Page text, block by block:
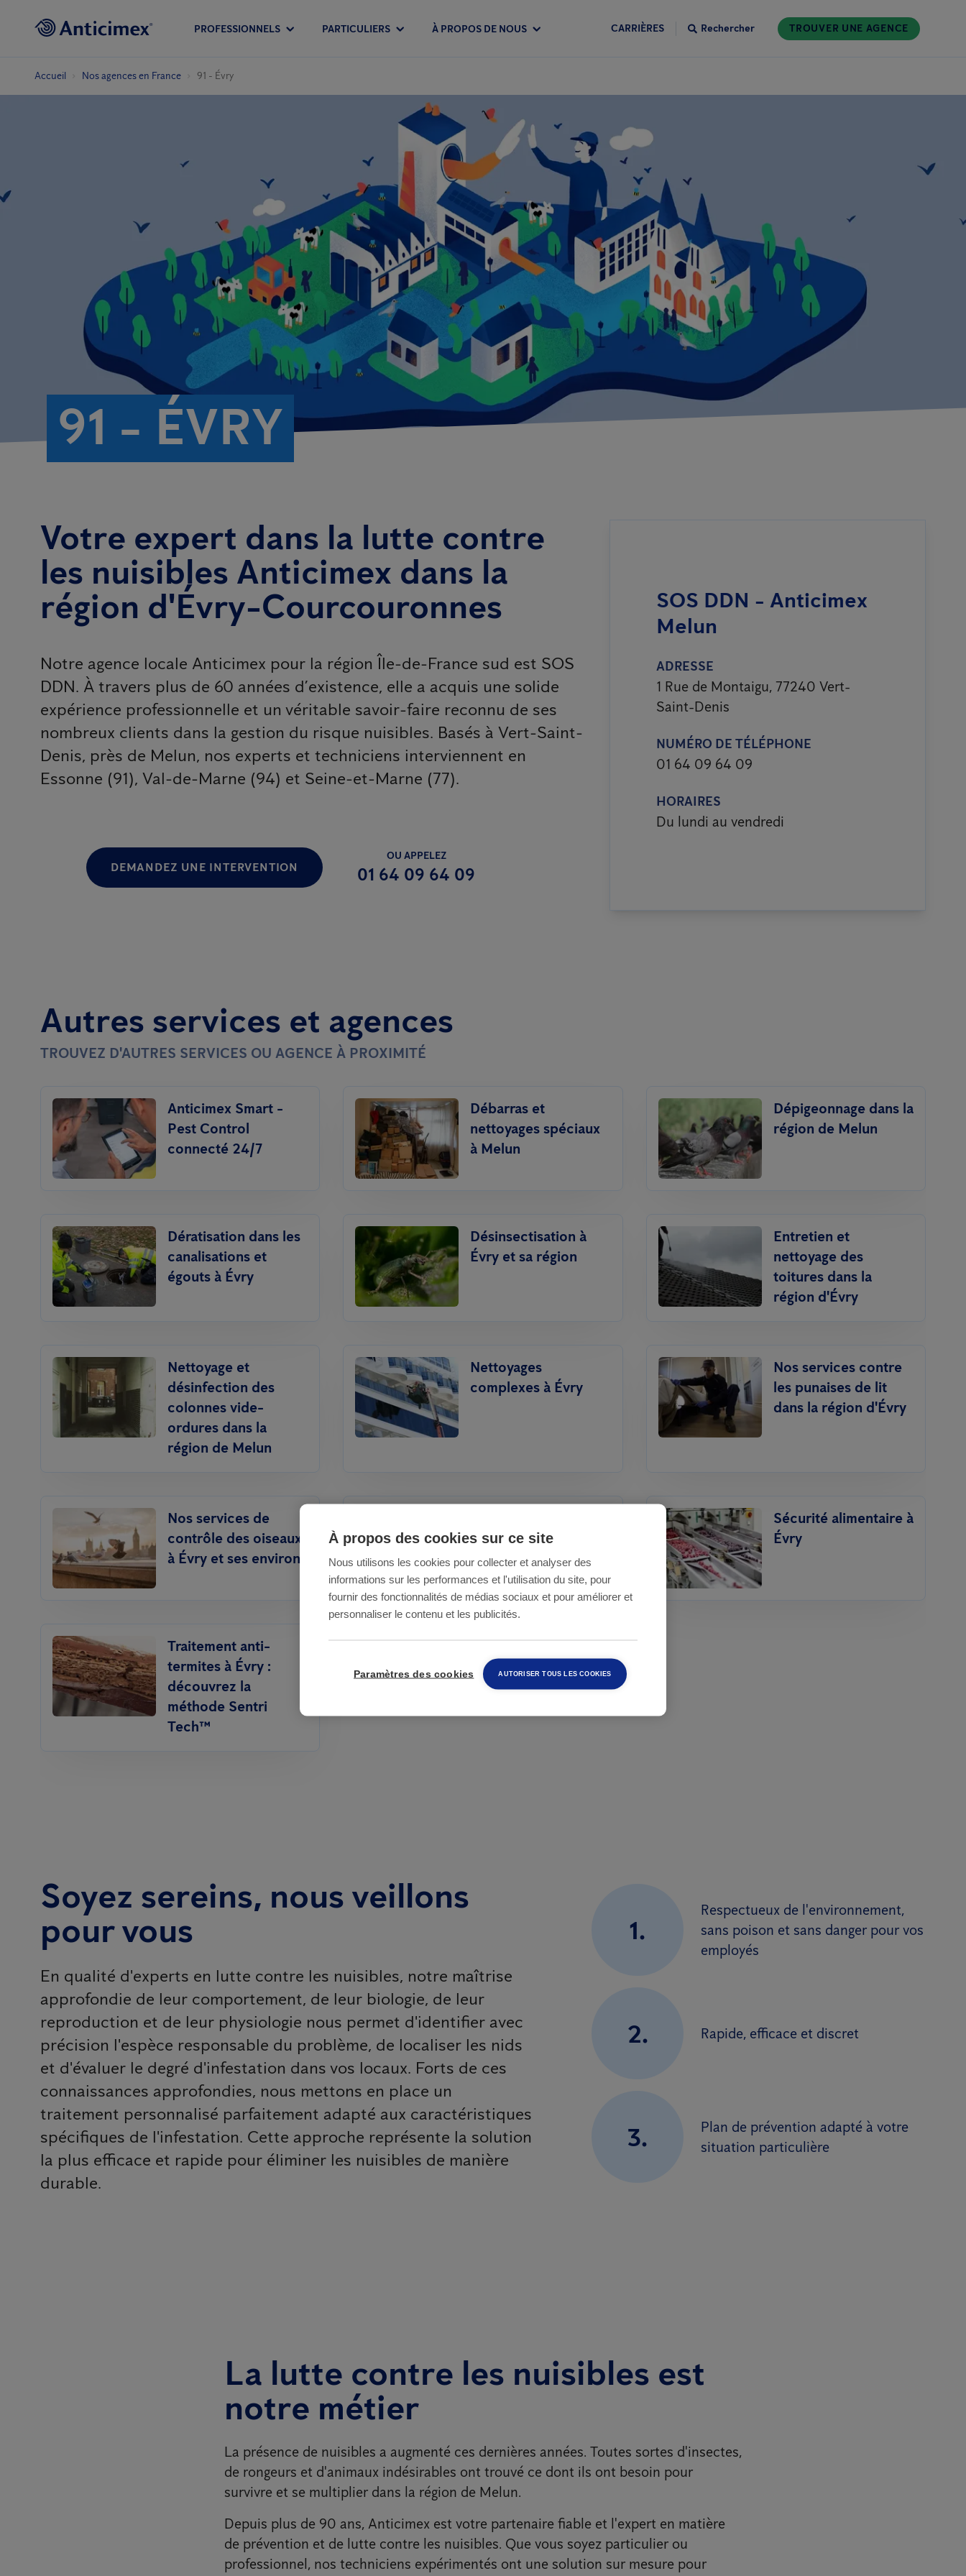
PROFESSIONNELS PARTICULIERS À PROPOS DE NOUS CARRIÈRES Rechercher TROUVER UNE AGENCE
Accueil Nos agences en France 91 - Évry
91 - ÉVRY
Votre expert dans la lutte contre
les nuisibles Anticimex dans la
région d'Évry-Courcouronnes
Notre agence locale Anticimex pour la région Île-de-France sud est SOS
DDN. À travers plus de 60 années d’existence, elle a acquis une solide
expérience professionnelle et un véritable savoir-faire reconnu de ses
nombreux clients dans la gestion du risque nuisibles. Basés à Vert-Saint-
Denis, près de Melun, nos experts et techniciens interviennent en
Essonne (91), Val-de-Marne (94) et Seine-et-Marne (77).
DEMANDEZ UNE INTERVENTION
OU APPELEZ
01 64 09 64 09
SOS DDN - Anticimex
Melun
ADRESSE
1 Rue de Montaigu, 77240 Vert-
Saint-Denis
NUMÉRO DE TÉLÉPHONE
01 64 09 64 09
HORAIRES
Du lundi au vendredi
Autres services et agences
TROUVEZ D'AUTRES SERVICES OU AGENCE À PROXIMITÉ
Anticimex Smart -
Pest Control
connecté 24/7
Débarras et
nettoyages spéciaux
à Melun
Dépigeonnage dans la
région de Melun
Dératisation dans les
canalisations et
égouts à Évry
Désinsectisation à
Évry et sa région
Entretien et
nettoyage des
toitures dans la
région d'Évry
Nettoyage et
désinfection des
colonnes vide-
ordures dans la
région de Melun
Nettoyages
complexes à Évry
Nos services contre
les punaises de lit
dans la région d'Évry
Nos services de
contrôle des oiseaux
à Évry et ses environs
désinfection à Évry et
ses environs
Sécurité alimentaire à
Évry
Traitement anti-
termites à Évry :
découvrez la
méthode Sentri
Tech™
Soyez sereins, nous veillons
pour vous
En qualité d'experts en lutte contre les nuisibles, notre maîtrise
approfondie de leur comportement, de leur biologie, de leur
reproduction et de leur physiologie nous permet d'identifier avec
précision l'espèce responsable du problème, de localiser les nids
et d'évaluer le degré d'infestation dans vos locaux. Forts de ces
connaissances approfondies, nous mettons en place un
traitement personnalisé parfaitement adapté aux caractéristiques
spécifiques de l'infestation. Cette approche représente la solution
la plus efficace et rapide pour éliminer les nuisibles de manière
durable.
1.
Respectueux de l'environnement,
sans poison et sans danger pour vos
employés
2. Rapide, efficace et discret
3.
Plan de prévention adapté à votre
situation particulière
La lutte contre les nuisibles est
notre métier
La présence de nuisibles a augmenté ces dernières années. Toutes sortes d'insectes,
de rongeurs et d'animaux indésirables ont trouvé ce dont ils ont besoin pour
survivre et se multiplier dans la région de Melun.
Depuis plus de 90 ans, Anticimex est votre partenaire fiable et l'expert en matière
de prévention et de lutte contre les nuisibles. Que vous soyez particulier ou
professionnel, nos techniciens expérimentés ont une solution sur mesure pour
À propos des cookies sur ce site
Nous utilisons les cookies pour collecter et analyser des
informations sur les performances et l'utilisation du site, pour
fournir des fonctionnalités de médias sociaux et pour améliorer et
personnaliser le contenu et les publicités.
Paramètres des cookies AUTORISER TOUS LES COOKIES